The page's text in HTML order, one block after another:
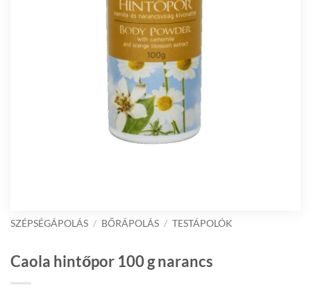
SZÉPSÉGÁPOLÁS / BŐRÁPOLÁS / TESTÁPOLÓK
Caola hintőpor 100 g narancs